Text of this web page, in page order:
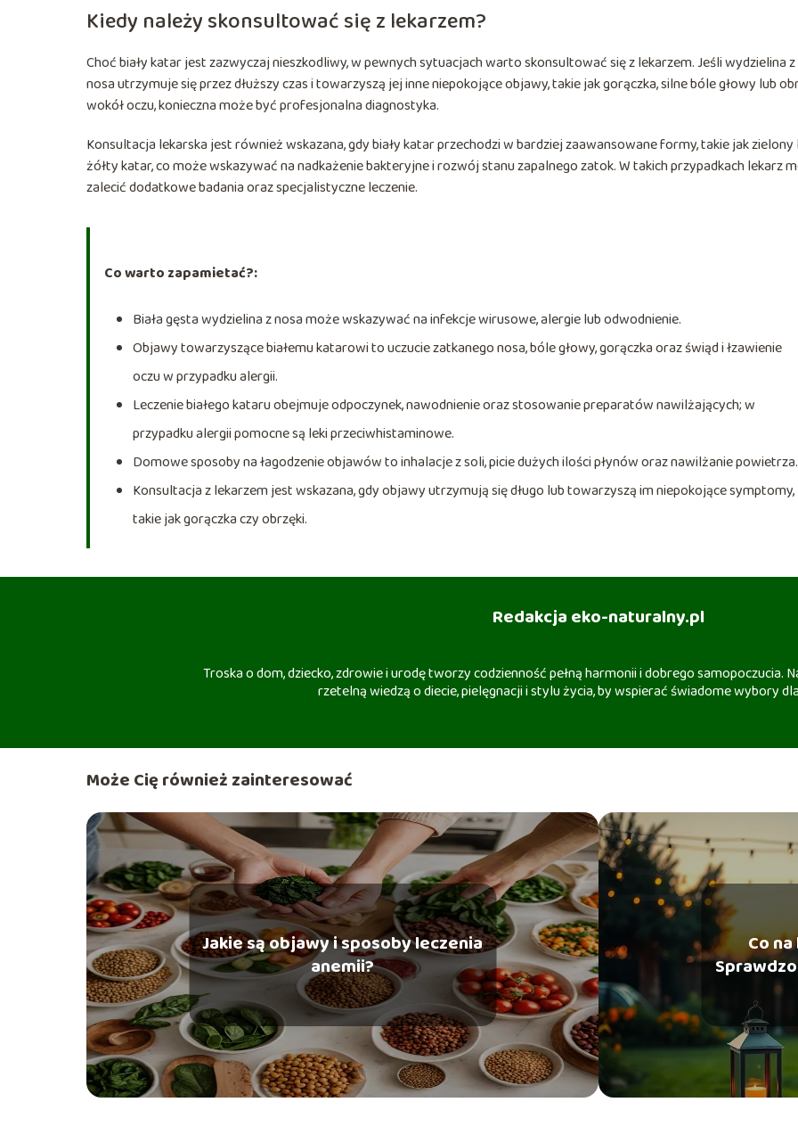
Kiedy należy skonsultować się z lekarzem?
Choć biały katar jest zazwyczaj nieszkodliwy, w pewnych sytuacjach warto skonsultować się z lekarzem. Jeśli wydzielina z
nosa utrzymuje się przez dłuższy czas i towarzyszą jej inne niepokojące objawy, takie jak gorączka, silne bóle głowy lub
wokół oczu, konieczna może być profesjonalna diagnostyka.
Konsultacja lekarska jest również wskazana, gdy biały katar przechodzi w bardziej zaawansowane formy, takie jak zielony
żółty katar, co może wskazywać na nadkażenie bakteryjne i rozwój stanu zapalnego zatok. W takich przypadkach lekarz
zalecić dodatkowe badania oraz specjalistyczne leczenie.
Co warto zapamietać?:
Biała gęsta wydzielina z nosa może wskazywać na infekcje wirusowe, alergie lub odwodnienie.
Objawy towarzyszące białemu katarowi to uczucie zatkanego nosa, bóle głowy, gorączka oraz świąd i łzawienie
oczu w przypadku alergii.
Leczenie białego kataru obejmuje odpoczynek, nawodnienie oraz stosowanie preparatów nawilżających; w
przypadku alergii pomocne są leki przeciwhistaminowe.
Domowe sposoby na łagodzenie objawów to inhalacje z soli, picie dużych ilości płynów oraz nawilżanie powietrza.
Konsultacja z lekarzem jest wskazana, gdy objawy utrzymują się długo lub towarzyszą im niepokojące symptomy,
takie jak gorączka czy obrzęki.
Redakcja eko-naturalny.pl
Troska o dom, dziecko, zdrowie i urodę tworzy codzienność pełną harmonii i dobrego samopoczucia.
rzetelną wiedzą o diecie, pielęgnacji i stylu życia, by wspierać świadome wybory
Może Cię również zainteresować
Jakie są objawy i sposoby leczenia
anemii?
Co